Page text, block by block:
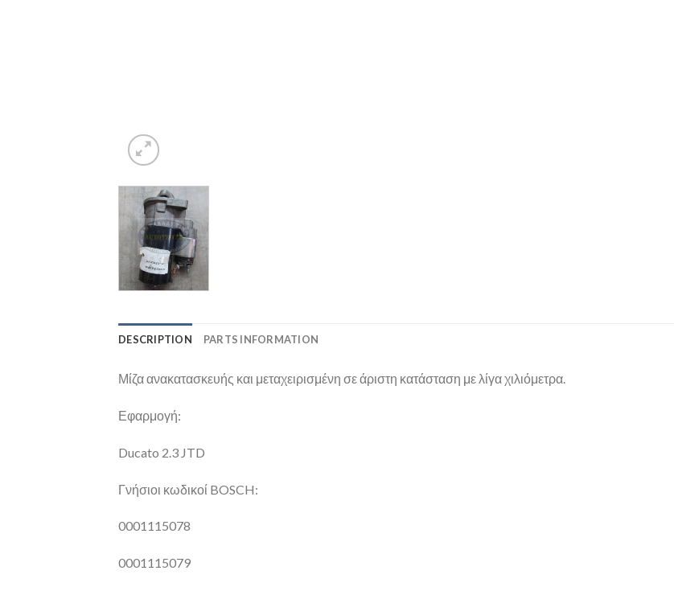
DESCRIPTION PARTS INFORMATION
Μίζα ανακατασκευής και μεταχειρισμένη σε άριστη κατάσταση με λίγα χιλιόμετρα.
Εφαρμογή:
Ducato 2.3 JTD
Γνήσιοι κωδικοί BOSCH:
0001115078
0001115079